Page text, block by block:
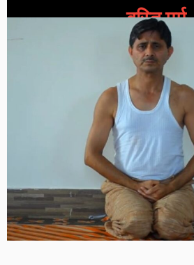
बस्ति मर्म